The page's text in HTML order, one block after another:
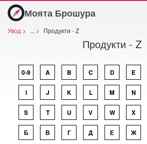
Моята Брошура
Увод > ... > Продукти - Z
Продукти - Z
0-9 A B C D E
I J K L M N
S T U V W X
Б В Г Д Е Ж